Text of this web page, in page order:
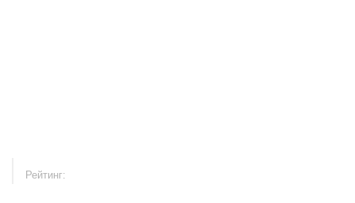
Рейтинг: